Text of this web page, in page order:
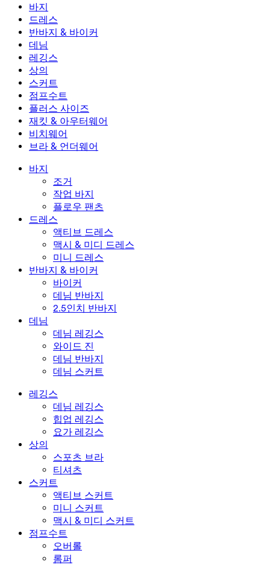
바지
바지
조거
작업 바지
플로우 팬츠
드레스
드레스
액티브 드레스
맥시 & 미디 드레스
미니 드레스
반바지 & 바이커
반바지 & 바이커
바이커
데님 반바지
2.5인치 반바지
데님
데님
데님 레깅스
와이드 진
데님 반바지
데님 스커트
레깅스
레깅스
데님 레깅스
힙업 레깅스
요가 레깅스
상의
상의
스포츠 브라
티셔츠
스커트
스커트
액티브 스커트
미니 스커트
맥시 & 미디 스커트
점프수트
점프수트
오버롤
롬퍼
플러스 사이즈
플러스 사이즈
플러스 사이즈 하의
플러스 사이즈 상의
플러스 사이즈 드레스
재킷 & 아우터웨어
재킷 & 아우터웨어
재킷 & 아우터웨어
아우터웨어
비치웨어
비치웨어
수영복 상의
수영복 세트
브라 & 언더웨어
브라 & 언더웨어
언더웨어
바지
조거
작업 바지
플로우 팬츠
드레스
액티브 드레스
맥시 & 미디 드레스
미니 드레스
반바지 & 바이커
바이커
데님 반바지
2.5인치 반바지
데님
데님 레깅스
와이드 진
데님 반바지
데님 스커트
레깅스
데님 레깅스
힙업 레깅스
요가 레깅스
상의
스포츠 브라
티셔츠
스커트
액티브 스커트
미니 스커트
맥시 & 미디 스커트
점프수트
오버롤
롬퍼